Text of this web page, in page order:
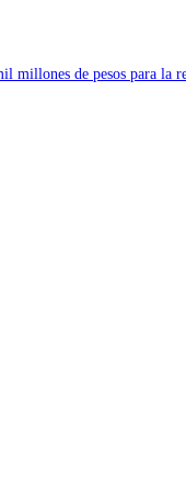
millones de pesos para la